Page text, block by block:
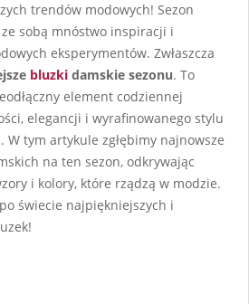
trendów modowych! Sezon
sobą mnóstwo inspiracji i
eksperymentów. Zwłaszcza
bluzki damskie sezonu. To
element codziennej
elegancji i wyrafinowanego stylu
W tym artykule zgłębimy najnowsze
na ten sezon, odkrywając
i kolory, które rządzą w modzie.
świecie najpiękniejszych i